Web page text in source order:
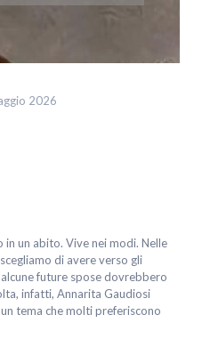
2026
in un abito. Vive nei modi. Nelle
di avere verso gli
future spose dovrebbero
infatti, Annarita Gaudiosi
tema che molti preferiscono